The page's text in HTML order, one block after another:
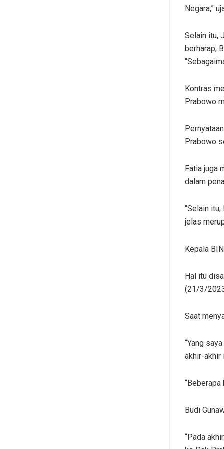
Negara,”
Selain itu,
berharap,
Kontras
Prabowo
Prabowo
Fatia juga
dalam
“Selain
jelas
Kepala
Hal itu
(21/3/
Saat
“Yang
akhir-akhir
Budi
“Pada